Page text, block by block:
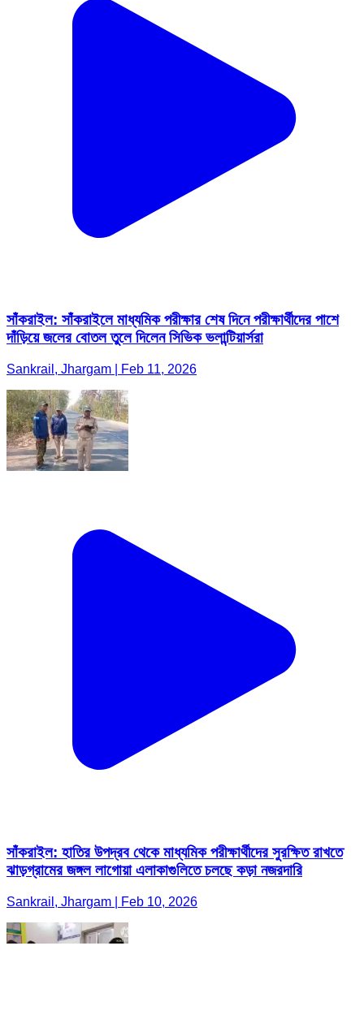
সাঁকরাইল: সাঁকরাইলে মাধ্যমিক পরীক্ষার শেষ দিনে পরীক্ষার্থীদের পাশে
দাঁড়িয়ে জলের বোতল তুলে দিলেন সিভিক ভলান্টিয়ার্সরা
Sankrail, Jhargam | Feb 11, 2026
সাঁকরাইল: হাতির উপদ্রব থেকে মাধ্যমিক পরীক্ষার্থীদের সুরক্ষিত রাখতে
ঝাড়গ্রামের জঙ্গল লাগোয়া এলাকাগুলিতে চলছে কড়া নজরদারি
Sankrail, Jhargam | Feb 10, 2026